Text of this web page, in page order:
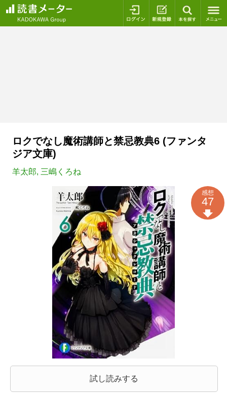
ログイン 新規登録
ロクでなし魔術講師と禁忌教典6 (ファンタ
ジア文庫)
羊太郎, 三嶋くろね
試し読みする
感想
47